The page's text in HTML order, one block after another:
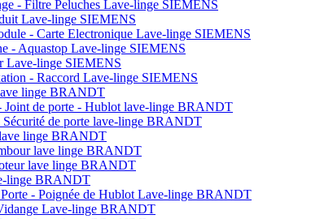
- Filtre Peluches Lave-linge SIEMENS
Lave-linge SIEMENS
- Carte Electronique Lave-linge SIEMENS
- Aquastop Lave-linge SIEMENS
Lave-linge SIEMENS
- Raccord Lave-linge SIEMENS
linge BRANDT
Joint de porte - Hublot lave-linge BRANDT
Sécurité de porte lave-linge BRANDT
linge BRANDT
lave linge BRANDT
lave linge BRANDT
linge BRANDT
Porte - Poignée de Hublot Lave-linge BRANDT
Lave-linge BRANDT